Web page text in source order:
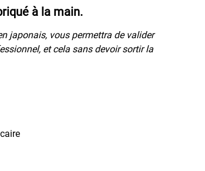
à la main.
japonais, vous permettra de valider
et cela sans devoir sortir la